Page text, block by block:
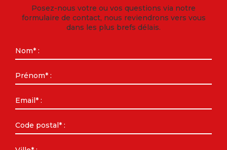
Posez-nous votre ou vos questions via notre
formulaire de contact, nous reviendrons vers vous
dans les plus brefs délais.